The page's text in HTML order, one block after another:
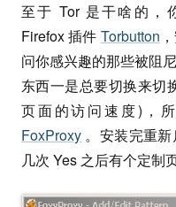
至于 Tor 是干啥的，
Firefox 插件 Torbutton
问你感兴趣的那些被阻
东西一是总要切换来切
页面的访问速度)，
FoxProxy 。安装完重
几次 Yes 之后有个定制